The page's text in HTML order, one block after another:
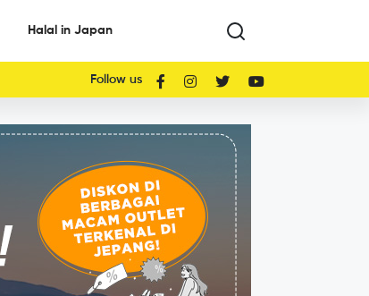
Halal in Japan
Follow us